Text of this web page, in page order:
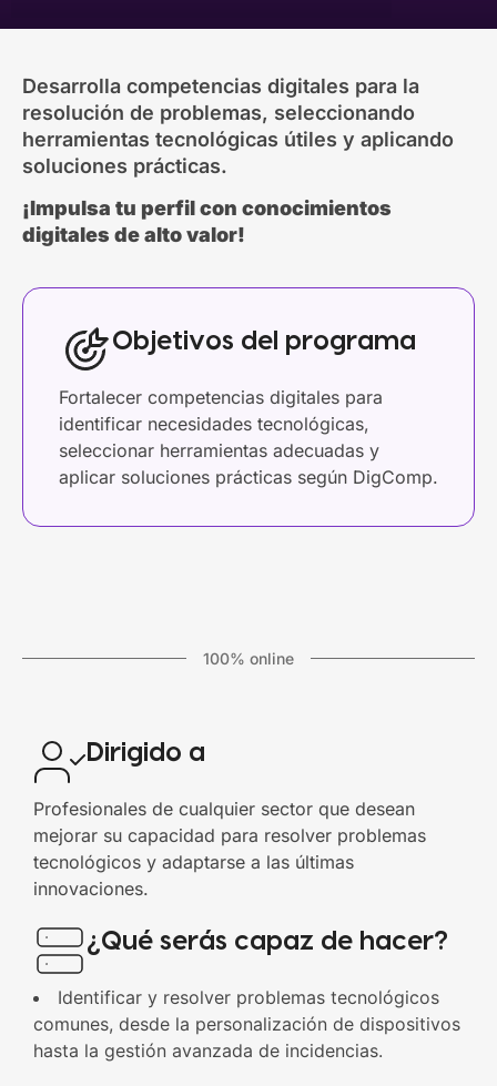
Desarrolla competencias digitales para la
resolución de problemas, seleccionando
herramientas tecnológicas útiles y aplicando
soluciones prácticas.
¡Impulsa tu perfil con conocimientos
digitales de alto valor!
Objetivos del programa
Fortalecer competencias digitales para
identificar necesidades tecnológicas,
seleccionar herramientas adecuadas y
aplicar soluciones prácticas según DigComp.
100% online
Dirigido a
Profesionales de cualquier sector que desean
mejorar su capacidad para resolver problemas
tecnológicos y adaptarse a las últimas
innovaciones.
¿Qué serás capaz de hacer?
Identificar y resolver problemas tecnológicos
comunes, desde la personalización de dispositivos
hasta la gestión avanzada de incidencias.